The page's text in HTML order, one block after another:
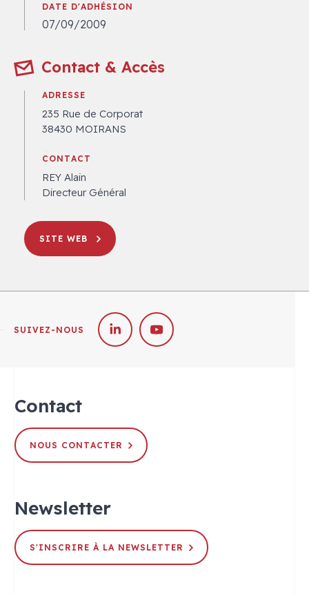
DATE D'ADHÉSION
07/09/2009
Contact & Accès
ADRESSE
235 Rue de Corporat
38430 MOIRANS
CONTACT
REY Alain
Directeur Général
SITE WEB
SUIVEZ-NOUS
Contact
NOUS CONTACTER
Newsletter
S'INSCRIRE À LA NEWSLETTER